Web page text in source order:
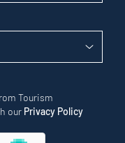
Tourism
our Privacy Policy